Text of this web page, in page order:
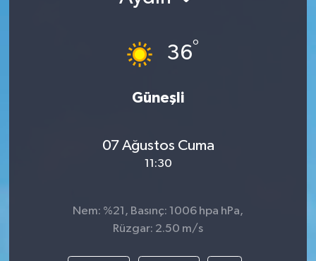
36°
Güneşli
07 Ağustos Cuma
11:30
Nem: %21, Basınç: 1006 hpa hPa,
Rüzgar: 2.50 m/s